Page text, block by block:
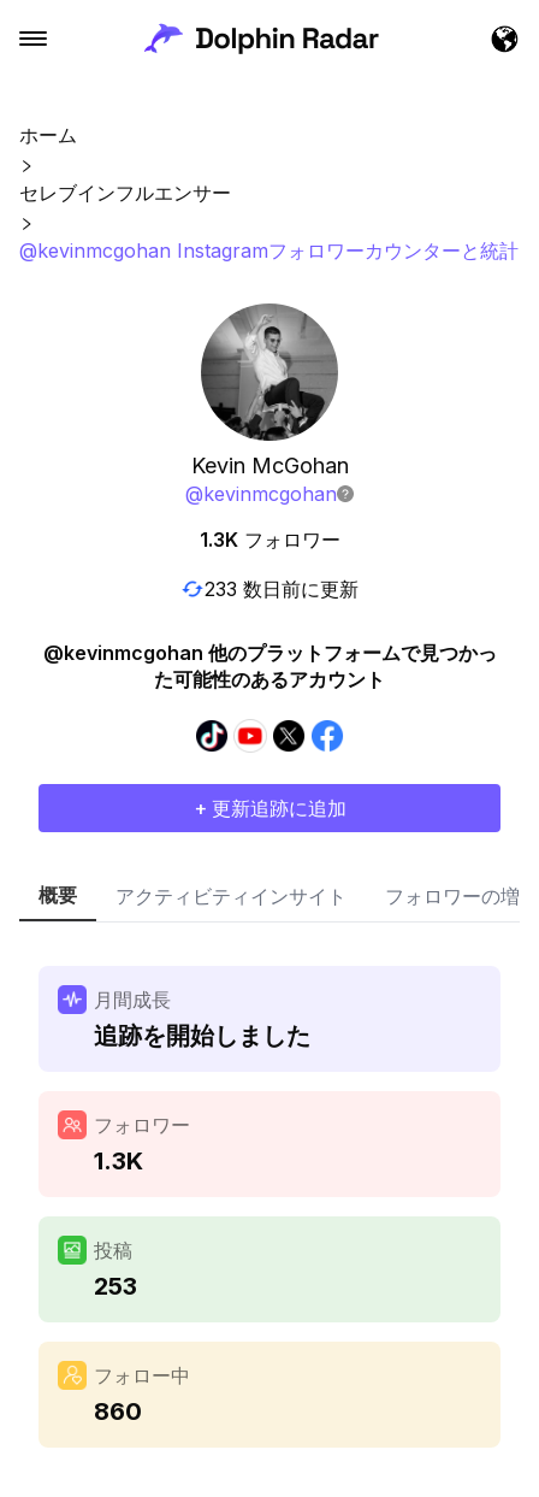
ホーム
セレブインフルエンサー
@kevinmcgohan Instagramフォロワーカウンターと統計
Kevin McGohan
@kevinmcgohan
1.3K フォロワー
233 数日前に更新
@kevinmcgohan 他のプラットフォームで見つかっ
た可能性のあるアカウント
+ 更新追跡に追加
概要 アクティビティインサイト フォロワーの増加
月間成長
追跡を開始しました
フォロワー
1.3K
投稿
253
フォロー中
860